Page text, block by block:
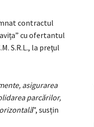
contractul
cu ofertantul
S.R.L., la preţul
asigurarea
parcărilor,
”, susțin